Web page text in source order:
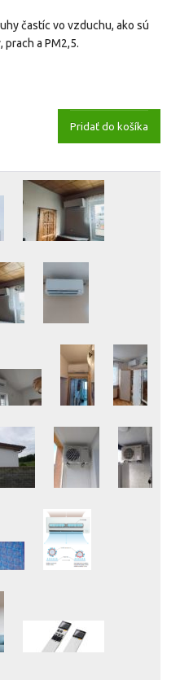
častíc vo vzduchu, ako sú
a PM2,5.
Pridať do košíka